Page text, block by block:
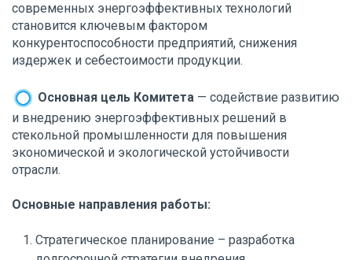
современных энергоэффективных технологий
становится ключевым фактором
конкурентоспособности предприятий, снижения
издержек и себестоимости продукции.
Основная цель Комитета — содействие развитию
и внедрению энергоэффективных решений в
стекольной промышленности для повышения
экономической и экологической устойчивости
отрасли.
Основные направления работы:
Стратегическое планирование – разработка